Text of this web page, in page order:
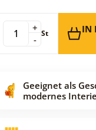
-
+ St IN
Geeignet als
modernes